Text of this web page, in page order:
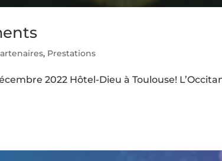
, Prestations
2022 Hôtel-Dieu à Toulouse!